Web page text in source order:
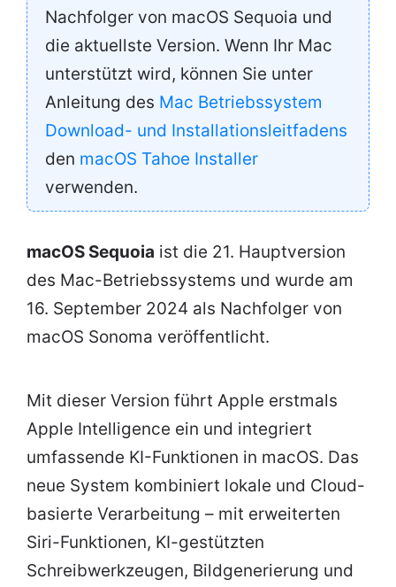
Nachfolger von macOS Sequoia und
die aktuellste Version. Wenn Ihr Mac
unterstützt wird, können Sie unter
Anleitung des Mac Betriebssystem
Download- und Installationsleitfadens
den macOS Tahoe Installer
verwenden.
macOS Sequoia ist die 21. Hauptversion
des Mac-Betriebssystems und wurde am
16. September 2024 als Nachfolger von
macOS Sonoma veröffentlicht.
Mit dieser Version führt Apple erstmals
Apple Intelligence ein und integriert
umfassende KI-Funktionen in macOS. Das
neue System kombiniert lokale und Cloud-
basierte Verarbeitung – mit erweiterten
Siri-Funktionen, KI-gestützten
Schreibwerkzeugen, Bildgenerierung und